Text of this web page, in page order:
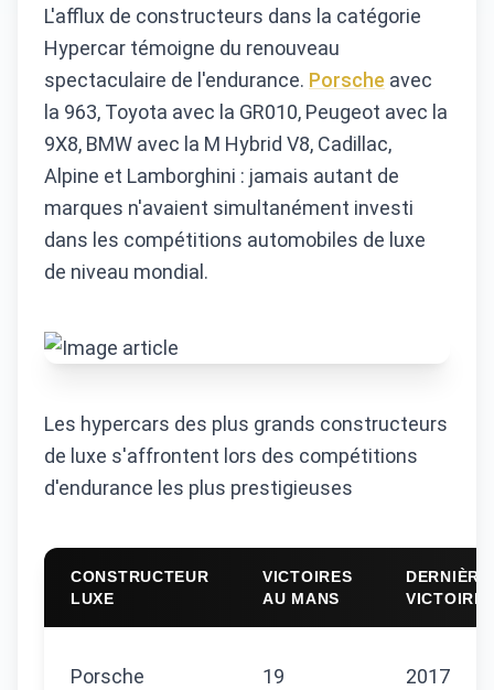
L'afflux de constructeurs dans la catégorie
Hypercar témoigne du renouveau
spectaculaire de l'endurance. Porsche avec
la 963, Toyota avec la GR010, Peugeot avec la
9X8, BMW avec la M Hybrid V8, Cadillac,
Alpine et Lamborghini : jamais autant de
marques n'avaient simultanément investi
dans les compétitions automobiles de luxe
de niveau mondial.
Les hypercars des plus grands constructeurs
de luxe s'affrontent lors des compétitions
d'endurance les plus prestigieuses
CONSTRUCTEUR
LUXE
VICTOIRES
AU MANS
DERNIÈRE
VICTOIRE
Porsche 19 2017